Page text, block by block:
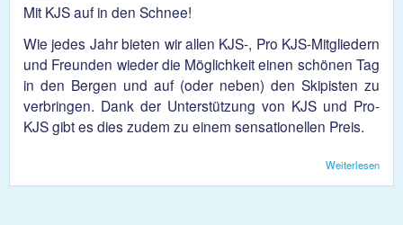
Mit KJS auf in den Schnee!
Wie jedes Jahr bieten wir allen KJS-, Pro KJS-Mitgliedern
und Freunden wieder die Möglichkeit einen schönen Tag
in den Bergen und auf (oder neben) den Skipisten zu
verbringen. Dank der Unterstützung von KJS und Pro-
KJS gibt es dies zudem zu einem sensationellen Preis.
Weiterlesen